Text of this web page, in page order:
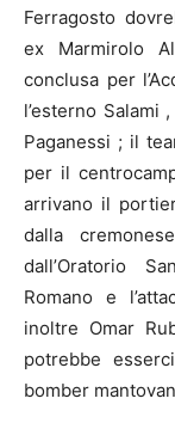
Ferragosto
ex Marmirolo
conclusa per
l’esterno Salami
Paganessi ; il
per il
arrivano il
dalla
dall’Oratorio
Romano e
inoltre Omar
potrebbe
bomber